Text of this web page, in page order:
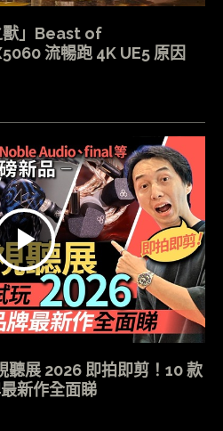
獸」Beast of
流暢跑 4K UE5 原因
聽展 2026 即拍即剪！10 款
新作全面睇